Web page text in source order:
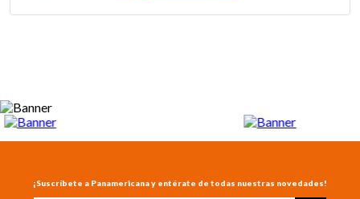
¡Suscríbete a Panamericana y entérate de todas nuestras novedades!